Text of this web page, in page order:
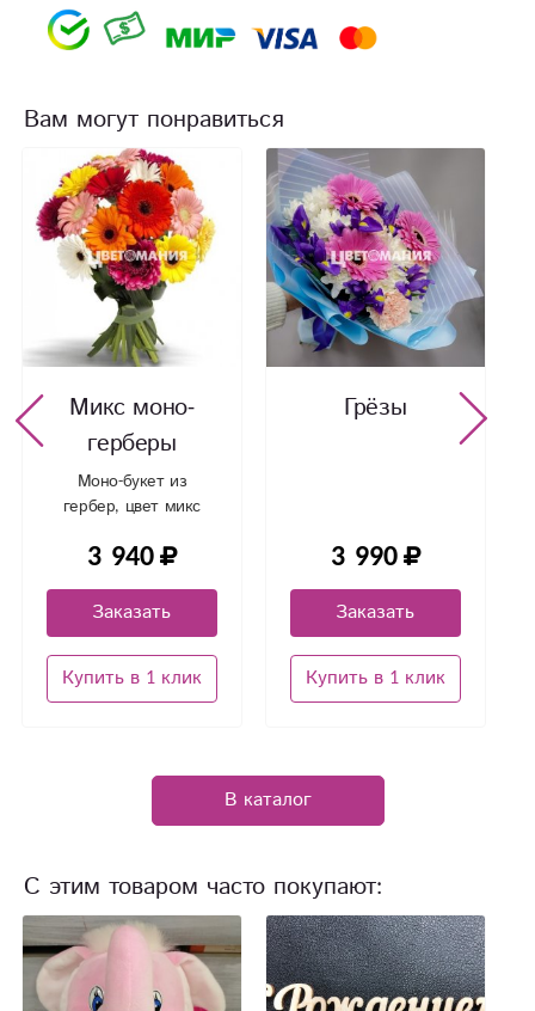
Вам могут понравиться
Микс моно-
герберы
Моно-букет из
гербер, цвет микс
3 940
Заказать
Купить в 1 клик
Грёзы
3 990
Заказать
Купить в 1 клик
В каталог
С этим товаром часто покупают: